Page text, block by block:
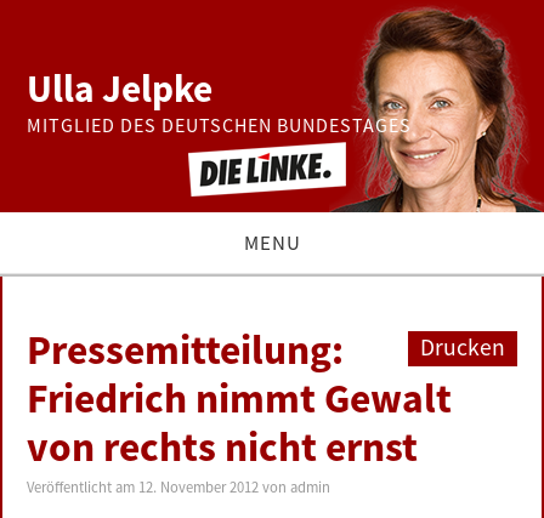
Ulla Jelpke
MITGLIED DES DEUTSCHEN BUNDESTAGES
MENU
BUNDESTAG
PRESSE
ZUR PERSON
Drucken
Pressemitteilung:
Friedrich nimmt Gewalt
von rechts nicht ernst
Veröffentlicht am 12. November 2012 vonadmin